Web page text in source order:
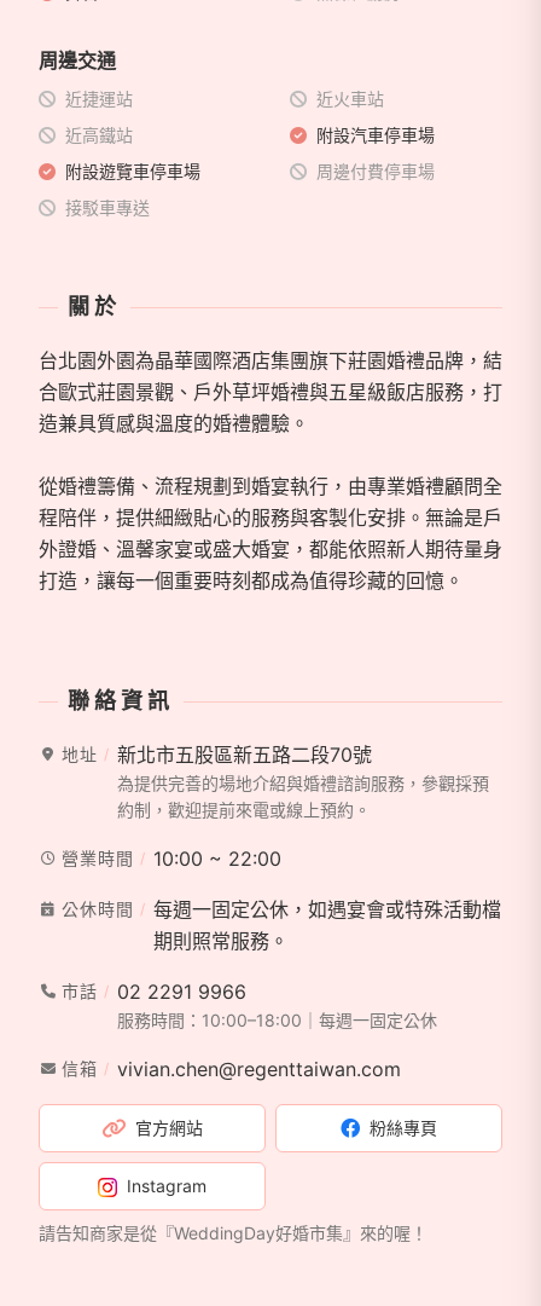
周邊交通
近捷運站
近火車站
近高鐵站
附設汽車停車場
附設遊覽車停車場
周邊付費停車場
接駁車專送
關於
台北園外園為晶華國際酒店集團旗下莊園婚禮品牌，結
合歐式莊園景觀、戶外草坪婚禮與五星級飯店服務，打
造兼具質感與溫度的婚禮體驗。
從婚禮籌備、流程規劃到婚宴執行，由專業婚禮顧問全
程陪伴，提供細緻貼心的服務與客製化安排。無論是戶
外證婚、溫馨家宴或盛大婚宴，都能依照新人期待量身
打造，讓每一個重要時刻都成為值得珍藏的回憶。
聯絡資訊
地址 新北市五股區新五路二段70號
為提供完善的場地介紹與婚禮諮詢服務，參觀採預
約制，歡迎提前來電或線上預約。
營業時間 10:00 ~ 22:00
公休時間
每週一固定公休，如遇宴會或特殊活動檔
期則照常服務。
市話 02 2291 9966
服務時間：10:00–18:00｜每週一固定公休
信箱 vivian.chen@regenttaiwan.com
官方網站 粉絲專頁
Instagram
請告知商家是從『WeddingDay好婚市集』來的喔！